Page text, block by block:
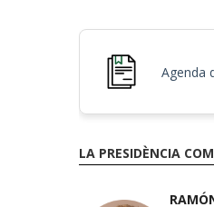
Agenda
LA PRESIDÈNCIA